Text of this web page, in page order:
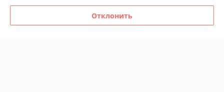
Продавец не вышел на связьОтклонить